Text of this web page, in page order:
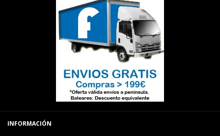
INFORMACIÓN